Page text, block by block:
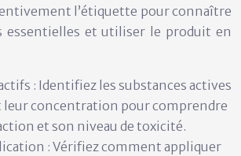
l’étiquette pour connaître
essentielles et utiliser le produit en
: Identifiez les substances actives
leur concentration pour comprendre
et son niveau de toxicité.
: Vérifiez comment appliquer